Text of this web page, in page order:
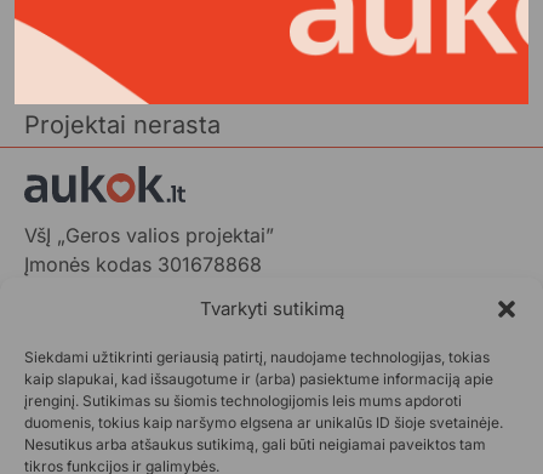
Tvarkyti sutikimą
Siekdami užtikrinti geriausią patirtį, naudojame technologijas, tokias
kaip slapukai, kad išsaugotume ir (arba) pasiektume informaciją apie
įrenginį. Sutikimas su šiomis technologijomis leis mums apdoroti
duomenis, tokius kaip naršymo elgsena ar unikalūs ID šioje svetainėje.
Nesutikus arba atšaukus sutikimą, gali būti neigiamai paveiktos tam
tikros funkcijos ir galimybės.
Visi projektai
Projektai nerasta
VšĮ „Geros valios projektai”
Įmonės kodas 301678868
LT-01103 Vilnius, Lietuva
+370 602 31001,info@aukok.lt
+370 698 24305 (verslo partnerystėms)
Kontaktai